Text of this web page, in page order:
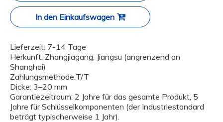
In den Einkaufswagen
Lieferzeit: 7-14 Tage
Herkunft: Zhangjiagang, Jiangsu (angrenzend an
Shanghai)
Zahlungsmethode:T/T
Dicke: 3–20 mm
Garantiezeitraum: 2 Jahre für das gesamte Produkt, 5
Jahre für Schlüsselkomponenten (der Industriestandard
beträgt typischerweise 1 Jahr).